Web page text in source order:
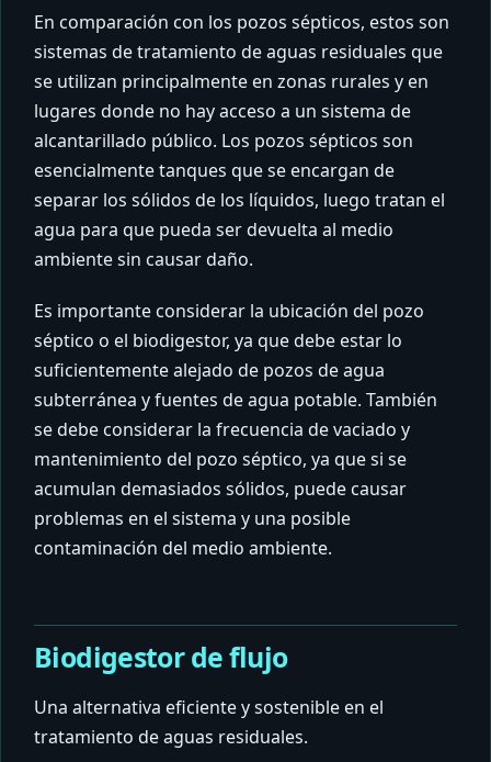
En comparación con los pozos sépticos, estos son
sistemas de tratamiento de aguas residuales que
se utilizan principalmente en zonas rurales y en
lugares donde no hay acceso a un sistema de
alcantarillado público. Los pozos sépticos son
esencialmente tanques que se encargan de
separar los sólidos de los líquidos, luego tratan el
agua para que pueda ser devuelta al medio
ambiente sin causar daño.
Es importante considerar la ubicación del pozo
séptico o el biodigestor, ya que debe estar lo
suficientemente alejado de pozos de agua
subterránea y fuentes de agua potable. También
se debe considerar la frecuencia de vaciado y
mantenimiento del pozo séptico, ya que si se
acumulan demasiados sólidos, puede causar
problemas en el sistema y una posible
contaminación del medio ambiente.
Biodigestor de flujo
Una alternativa eficiente y sostenible en el
tratamiento de aguas residuales.